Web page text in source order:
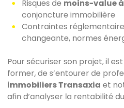
Risques de moins-value
conjoncture immobilière
Contraintes
changeante, normes
Pour sécuriser son projet, il
former, de s’entourer de
immobiliers Transaxia et
afin d’analyser la rentabilité